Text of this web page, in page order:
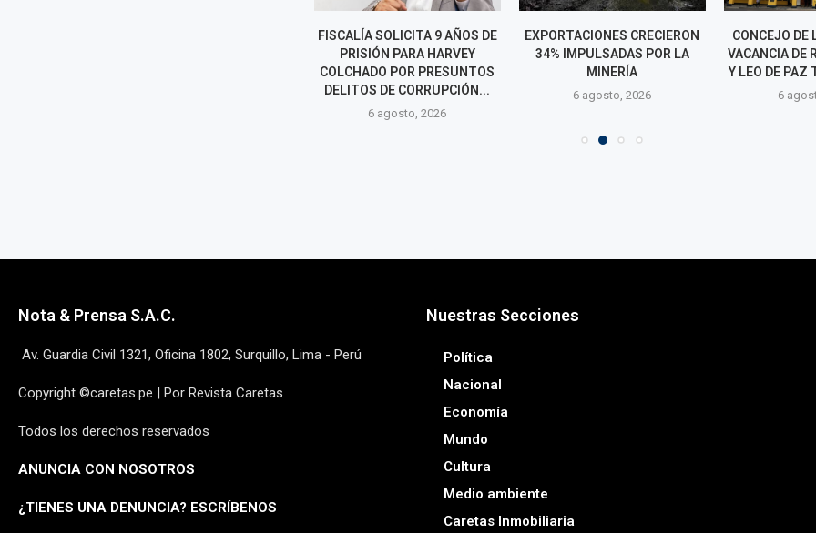
FISCALÍA SOLICITA 9 AÑOS DE
PRISIÓN PARA HARVEY
COLCHADO POR PRESUNTOS
DELITOS DE CORRUPCIÓN...
6 agosto, 2026
EXPORTACIONES CRECIERON
34% IMPULSADAS POR LA
MINERÍA
6 agosto, 2026
CONCEJO DE
VACANCIA DE
Y LEO DE PAZ
6
Nota & Prensa S.A.C.
Av. Guardia Civil 1321, Oficina 1802, Surquillo, Lima - Perú
Copyright ©caretas.pe | Por Revista Caretas
Todos los derechos reservados
ANUNCIA CON NOSOTROS
¿TIENES UNA DENUNCIA? ESCRÍBENOS
Nuestras Secciones
Política
Nacional
Economía
Mundo
Cultura
Medio ambiente
Caretas Inmobiliaria